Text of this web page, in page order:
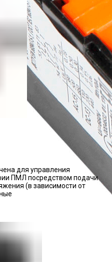
для управления
ПМЛ посредством подачи
(в зависимости от